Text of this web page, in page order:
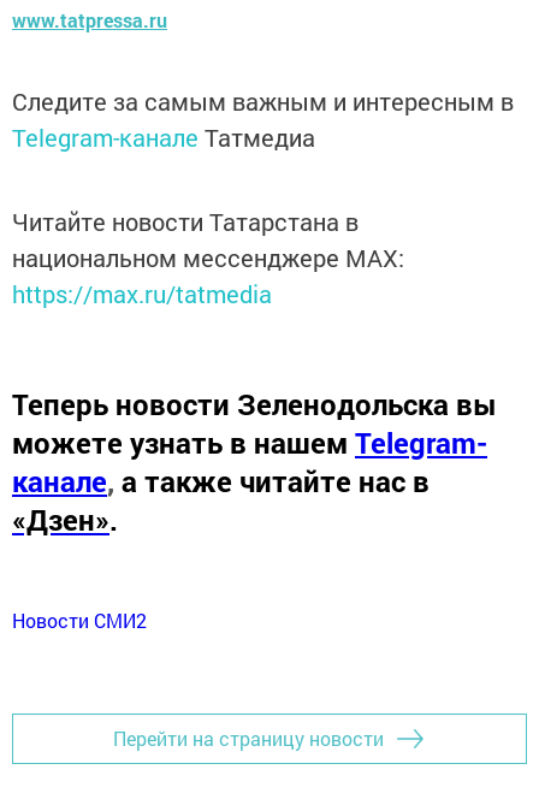
www.tatpressa.ru
Следите за самым важным и интересным в
Telegram-канале Татмедиа
Читайте новости Татарстана в
национальном мессенджере MАХ:
https://max.ru/tatmedia
Теперь новости Зеленодольска вы
можете узнать в нашем Telegram-
канале, а также читайте нас в
«Дзен».
Новости СМИ2
Перейти на страницу новости